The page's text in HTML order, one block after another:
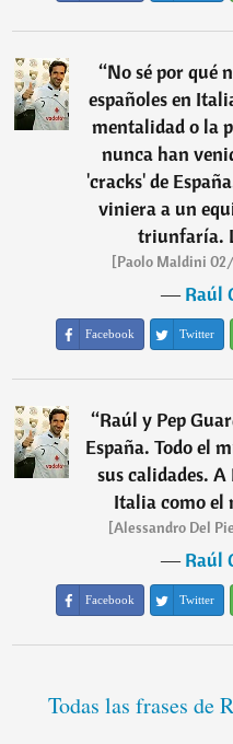
“No sé por qué
españoles en
mentalidad o la
nunca han
'cracks' de
viniera a un
triunfaría.
[Paolo Maldini
―Raúl
Facebook Twitter
“Raúl y Pep
España. Todo el
sus calidades.
Italia como el
[Alessandro Del
―Raúl
Facebook Twitter
Todas las frases de